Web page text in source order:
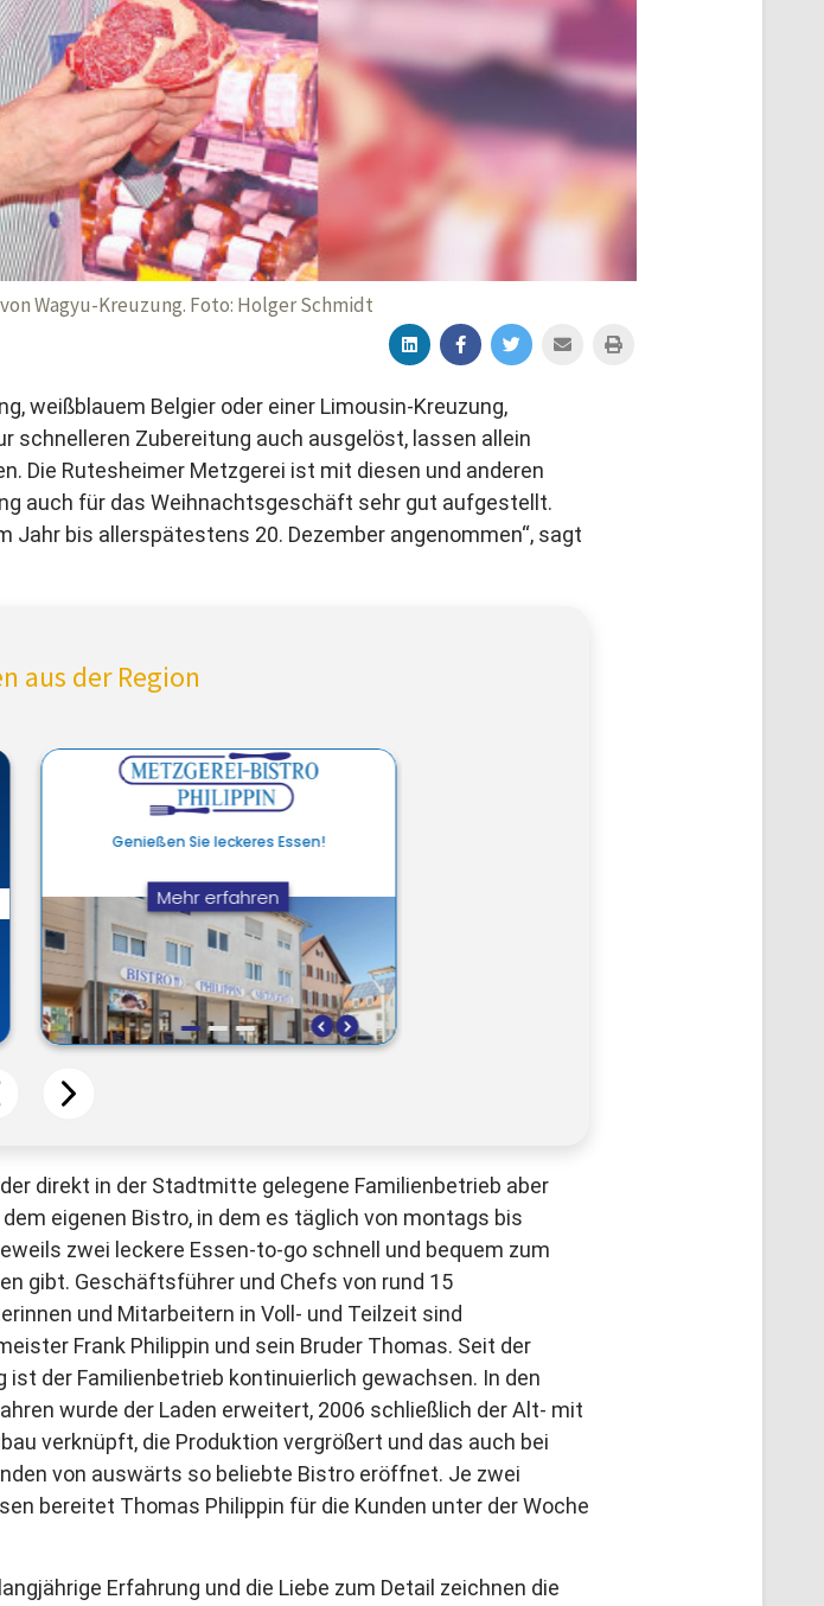
Wagyu-Kreuzung. Foto: Holger Schmidt
weißblauem Belgier oder einer Limousin-Kreuzung,
schnelleren Zubereitung auch ausgelöst, lassen allein
Die Rutesheimer Metzgerei ist mit diesen und anderen
auch für das Weihnachtsgeschäft sehr gut aufgestellt.
Jahr bis allerspätestens 20. Dezember angenommen“, sagt
aus der Region
direkt in der Stadtmitte gelegene Familienbetrieb aber
eigenen Bistro, in dem es täglich von montags bis
zwei leckere Essen-to-go schnell und bequem zum
gibt. Geschäftsführer und Chefs von rund 15
und Mitarbeitern in Voll- und Teilzeit sind
Frank Philippin und sein Bruder Thomas. Seit der
ist der Familienbetrieb kontinuierlich gewachsen. In den
wurde der Laden erweitert, 2006 schließlich der Alt- mit
verknüpft, die Produktion vergrößert und das auch bei
von auswärts so beliebte Bistro eröffnet. Je zwei
bereitet Thomas Philippin für die Kunden unter der Woche
Erfahrung und die Liebe zum Detail zeichnen die